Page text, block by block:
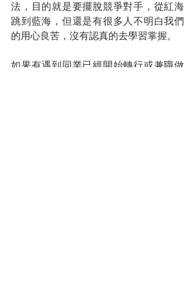
法，目的就是要擺脫競爭對手，從紅海
跳到藍海，但還是有很多人不明白我們
的用心良苦，沒有認真的去學習掌握。
如果有遇到同業已經開始轉行或兼職做